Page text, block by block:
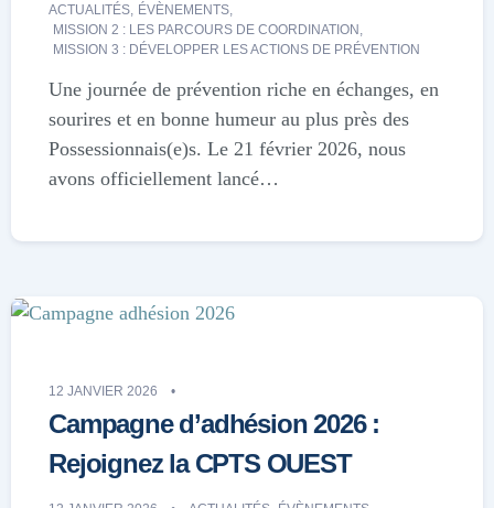
ACTUALITÉS, ÉVÈNEMENTS,
MISSION 2 : LES PARCOURS DE COORDINATION ,
MISSION 3 : DÉVELOPPER LES ACTIONS DE PRÉVENTION
Une journée de prévention riche en échanges, en
sourires et en bonne humeur au plus près des
Possessionnais(e)s. Le 21 février 2026, nous
avons officiellement lancé…
12 JANVIER 2026
Campagne d’adhésion 2026 :
Rejoignez la CPTS OUEST